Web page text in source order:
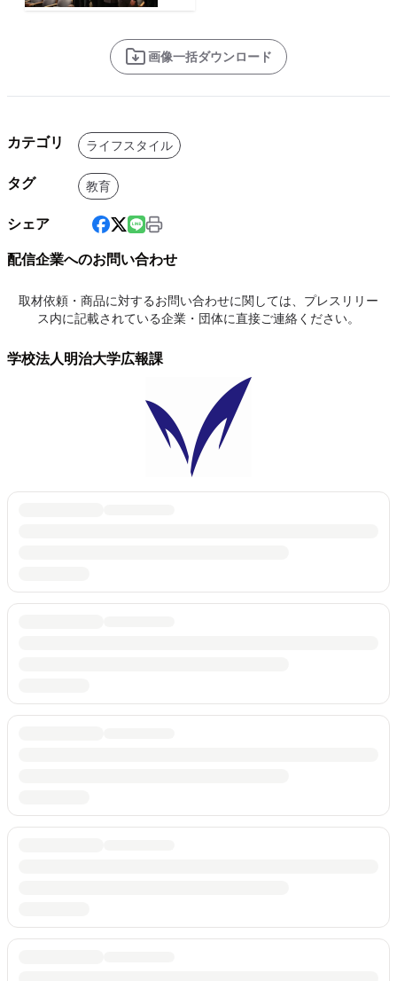
画像一括ダウンロード
カテゴリ ライフスタイル
タグ 教育
シェア
配信企業へのお問い合わせ
取材依頼・商品に対するお問い合わせに関しては、プレスリリー
ス内に記載されている企業・団体に直接ご連絡ください。
学校法人明治大学広報課